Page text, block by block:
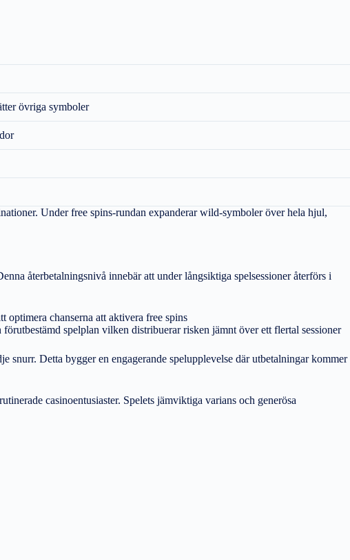
övriga symboler
Under free spins-rundan expanderar wild-symboler över hela hjul,
återbetalningsnivå innebär att under långsiktiga spelsessioner återförs i
optimera chanserna att aktivera free spins
spelplan vilken distribuerar risken jämnt över ett flertal sessioner
Detta bygger en engagerande spelupplevelse där utbetalningar kommer
casinoentusiaster. Spelets jämviktiga varians och generösa